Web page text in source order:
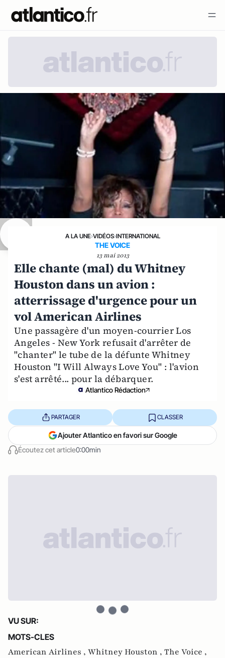
A LA UNE›VIDÉOS›INTERNATIONAL
THE VOICE
13 mai 2013
Elle chante (mal) du Whitney
Houston dans un avion :
atterrissage d'urgence pour un
vol American Airlines
Une passagère d'un moyen-courrier Los
Angeles - New York refusait d'arrêter de
"chanter" le tube de la défunte Whitney
Houston "I Will Always Love You" : l'avion
s'est arrêté... pour la débarquer.
Atlantico Rédaction
Écoutez cet article0:00min
PARTAGER CLASSER
Ajouter Atlantico en favori sur Google
VU SUR:
MOTS-CLES
American Airlines , Whitney Houston , The Voice ,